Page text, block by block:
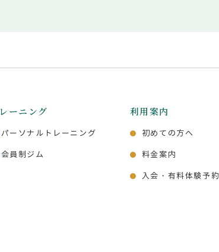
ーニング
パーソナルトレーニング
会員制ジム
利用案内
初めての方へ
料金案内
入会・有料体験予約